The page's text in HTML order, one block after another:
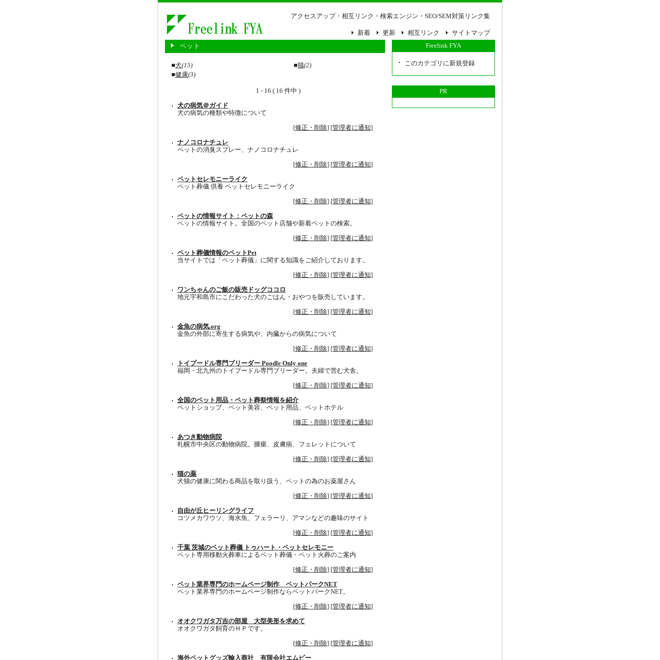
アクセスアップ・相互リンク・検索エンジン・SEO/SEM対策リンク集
サイトマップ
相互リンク
更新
新着
Freelink FYA
このカテゴリに新規登録
PR
ペット
■犬(15) ■猫(2)
■健康(3)
1 - 16 ( 16 件中 )
犬の病気＠ガイド
犬の病気の種類や特徴について
[修正・削除] [管理者に通知]
ナノコロナチュレ
ペットの消臭スプレー、ナノコロナチュレ
[修正・削除] [管理者に通知]
ペットセレモニーライク
ペット葬儀 供養 ペットセレモニーライク
[修正・削除] [管理者に通知]
ペットの情報サイト：ペットの森
ペットの情報サイト。全国のペット店舗や新着ペットの検索。
[修正・削除] [管理者に通知]
ペット葬儀情報のペットPet
当サイトでは「ペット葬儀」に関する知識をご紹介しております。
[修正・削除] [管理者に通知]
ワンちゃんのご飯の販売ドッグココロ
地元宇和島市にこだわった犬のごはん・おやつを販売しています。
[修正・削除] [管理者に通知]
金魚の病気.org
金魚の外部に寄生する病気や、内臓からの病気について
[修正・削除] [管理者に通知]
トイプードル専門ブリーダー Poodle Only one
福岡・北九州のトイプードル専門ブリーダー。夫婦で営む犬舎。
[修正・削除] [管理者に通知]
全国のペット用品・ペット葬祭情報を紹介
ペットショップ、ペット美容、ペット用品、ペットホテル
[修正・削除] [管理者に通知]
あつき動物病院
札幌市中央区の動物病院。腫瘍、皮膚病、フェレットについて
[修正・削除] [管理者に通知]
猫の薬
犬猫の健康に関わる商品を取り扱う、ペットの為のお薬屋さん
[修正・削除] [管理者に通知]
自由が丘ヒーリングライフ
コツメカワウソ、海水魚、フェラーリ、アマンなどの趣味のサイト
[修正・削除] [管理者に通知]
千葉 茨城のペット葬儀 トゥハート・ペットセレモニー
ペット専用移動火葬車によるペット葬儀・ペット火葬のご案内
[修正・削除] [管理者に通知]
ペット業界専門のホームページ制作 ペットパークNET
ペット業界専門のホームページ制作ならペットパークNET。
[修正・削除] [管理者に通知]
オオクワガタ万吉の部屋 大型美形を求めて
オオクワガタ飼育のＨＰです。
[修正・削除] [管理者に通知]
海外ペットグッズ輸入商社 有限会社エムビー